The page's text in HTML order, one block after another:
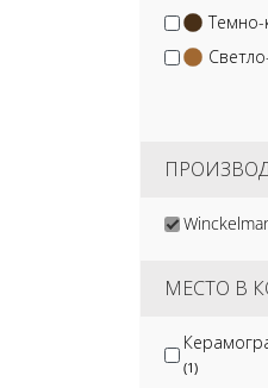
Темно-
МЕСТО В
(1)